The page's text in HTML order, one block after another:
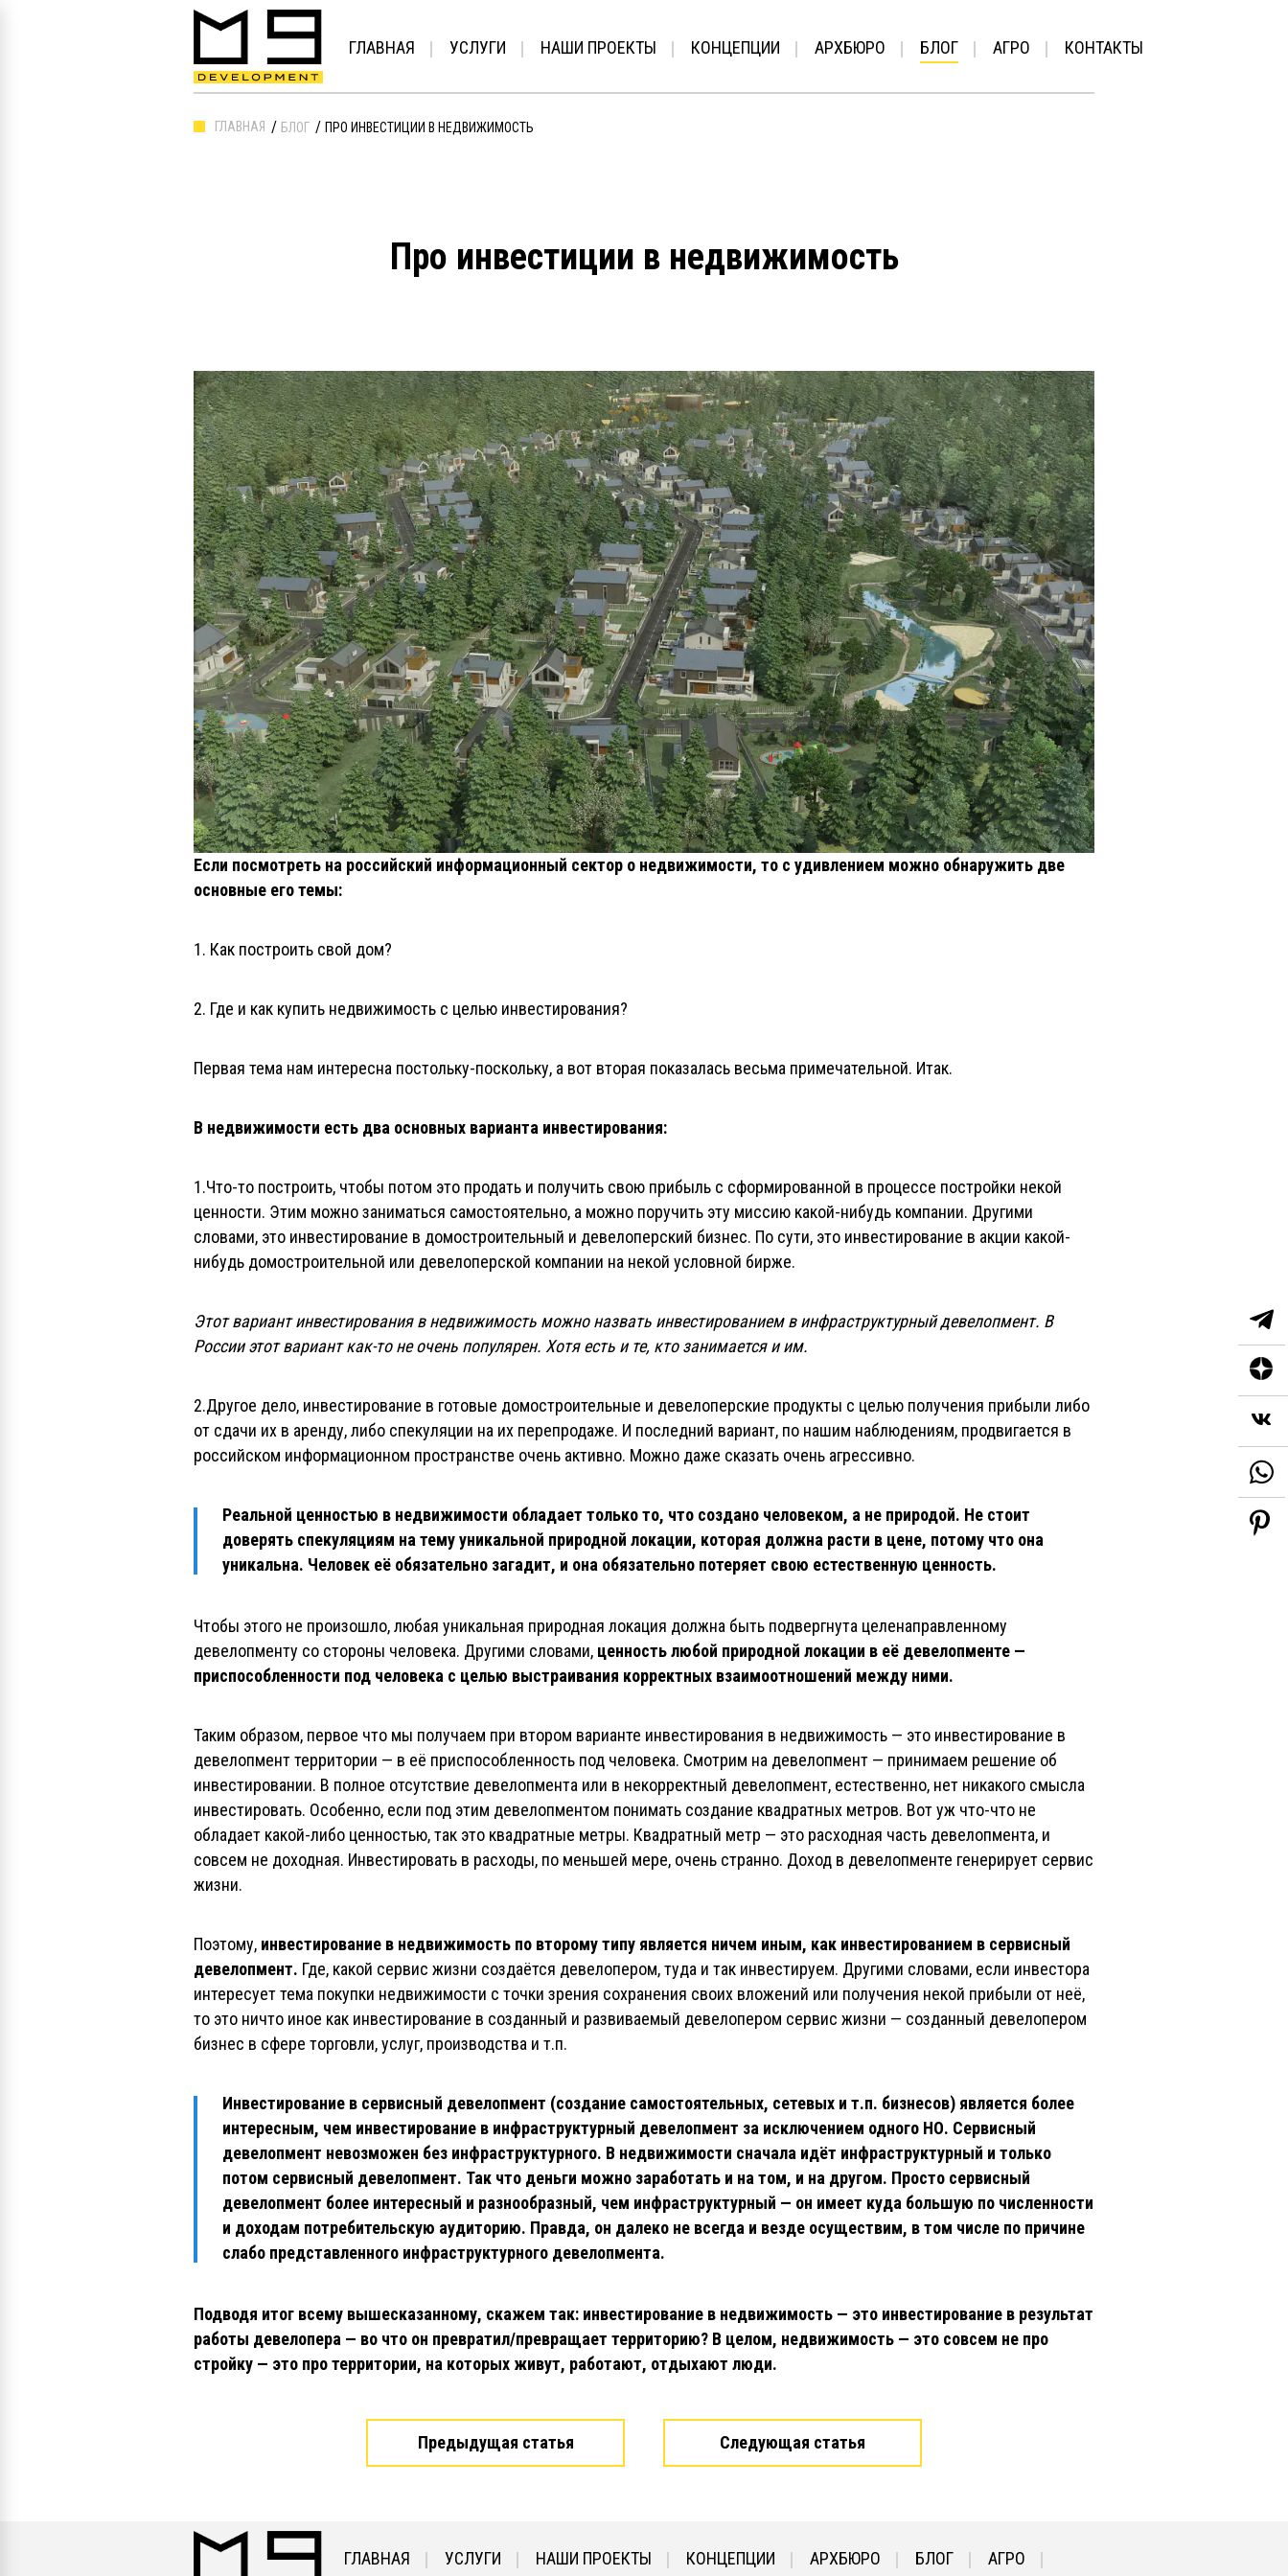
ГЛАВНАЯ УСЛУГИ НАШИ ПРОЕКТЫ КОНЦЕПЦИИ АРХБЮРО БЛОГ АГРО КОНТАКТЫ
ГЛАВНАЯ БЛОГ ПРО ИНВЕСТИЦИИ В НЕДВИЖИМОСТЬ
Про инвестиции в недвижимость
Если посмотреть на российский информационный сектор о недвижимости, то с удивлением можно обнаружить две
основные его темы:
1. Как построить свой дом?
2. Где и как купить недвижимость с целью инвестирования?
Первая тема нам интересна постольку-поскольку, а вот вторая показалась весьма примечательной. Итак.
В недвижимости есть два основных варианта инвестирования:
1.Что-то построить, чтобы потом это продать и получить свою прибыль с сформированной в процессе постройки некой
ценности. Этим можно заниматься самостоятельно, а можно поручить эту миссию какой-нибудь компании. Другими
словами, это инвестирование в домостроительный и девелоперский бизнес. По сути, это инвестирование в акции какой-
нибудь домостроительной или девелоперской компании на некой условной бирже.
Этот вариант инвестирования в недвижимость можно назвать инвестированием в инфраструктурный девелопмент. В
России этот вариант как-то не очень популярен. Хотя есть и те, кто занимается и им.
2.Другое дело, инвестирование в готовые домостроительные и девелоперские продукты с целью получения прибыли либо
от сдачи их в аренду, либо спекуляции на их перепродаже. И последний вариант, по нашим наблюдениям, продвигается в
российском информационном пространстве очень активно. Можно даже сказать очень агрессивно.
Реальной ценностью в недвижимости обладает только то, что создано человеком, а не природой. Не стоит
доверять спекуляциям на тему уникальной природной локации, которая должна расти в цене, потому что она
уникальна. Человек её обязательно загадит, и она обязательно потеряет свою естественную ценность.
Чтобы этого не произошло, любая уникальная природная локация должна быть подвергнута целенаправленному
девелопменту со стороны человека. Другими словами, ценность любой природной локации в её девелопменте —
приспособленности под человека с целью выстраивания корректных взаимоотношений между ними.
Таким образом, первое что мы получаем при втором варианте инвестирования в недвижимость — это инвестирование в
девелопмент территории — в её приспособленность под человека. Смотрим на девелопмент — принимаем решение об
инвестировании. В полное отсутствие девелопмента или в некорректный девелопмент, естественно, нет никакого смысла
инвестировать. Особенно, если под этим девелопментом понимать создание квадратных метров. Вот уж что-что не
обладает какой-либо ценностью, так это квадратные метры. Квадратный метр — это расходная часть девелопмента, и
совсем не доходная. Инвестировать в расходы, по меньшей мере, очень странно. Доход в девелопменте генерирует сервис
жизни.
Поэтому, инвестирование в недвижимость по второму типу является ничем иным, как инвестированием в сервисный
девелопмент. Где, какой сервис жизни создаётся девелопером, туда и так инвестируем. Другими словами, если инвестора
интересует тема покупки недвижимости с точки зрения сохранения своих вложений или получения некой прибыли от неё,
то это ничто иное как инвестирование в созданный и развиваемый девелопером сервис жизни — созданный девелопером
бизнес в сфере торговли, услуг, производства и т.п.
Инвестирование в сервисный девелопмент (создание самостоятельных, сетевых и т.п. бизнесов) является более
интересным, чем инвестирование в инфраструктурный девелопмент за исключением одного НО. Сервисный
девелопмент невозможен без инфраструктурного. В недвижимости сначала идёт инфраструктурный и только
потом сервисный девелопмент. Так что деньги можно заработать и на том, и на другом. Просто сервисный
девелопмент более интересный и разнообразный, чем инфраструктурный — он имеет куда большую по численности
и доходам потребительскую аудиторию. Правда, он далеко не всегда и везде осуществим, в том числе по причине
слабо представленного инфраструктурного девелопмента.
Подводя итог всему вышесказанному, скажем так: инвестирование в недвижимость — это инвестирование в результат
работы девелопера — во что он превратил/превращает территорию? В целом, недвижимость — это совсем не про
стройку — это про территории, на которых живут, работают, отдыхают люди.
Предыдущая статья Следующая статья
ГЛАВНАЯ УСЛУГИ НАШИ ПРОЕКТЫ КОНЦЕПЦИИ АРХБЮРО БЛОГ АГРО